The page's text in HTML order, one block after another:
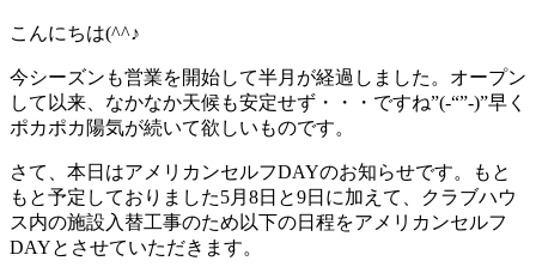
こんにちは(^^♪
今シーズンも営業を開始して半月が経過しました。オープン
して以来、なかなか天候も安定せず・・・ですね”(-“”-)”早く
ポカポカ陽気が続いて欲しいものです。
さて、本日はアメリカンセルフDAYのお知らせです。もと
もと予定しておりました5月8日と9日に加えて、クラブハウ
ス内の施設入替工事のため以下の日程をアメリカンセルフ
DAYとさせていただきます。